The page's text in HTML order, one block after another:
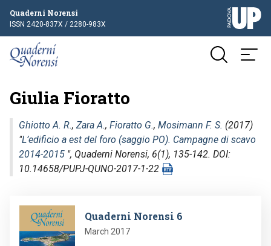
Quaderni Norensi
ISSN 2420-837X / 2280-983X
Giulia Fioratto
Ghiotto A. R., Zara A., Fioratto G., Mosimann F. S. (2017)
"L’edificio a est del foro (saggio PO). Campagne di scavo
2014-2015 ", Quaderni Norensi, 6(1), 135-142. DOI:
10.14658/PUPJ-QUNO-2017-1-22
Quaderni Norensi 6
March 2017